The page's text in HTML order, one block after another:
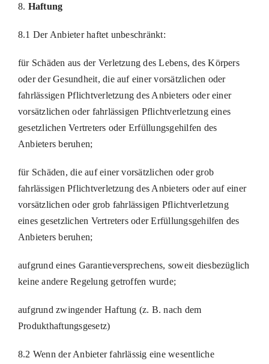
8. Haftung
8.1 Der Anbieter haftet unbeschränkt:
für Schäden aus der Verletzung des Lebens, des Körpers
oder der Gesundheit, die auf einer vorsätzlichen oder
fahrlässigen Pflichtverletzung des Anbieters oder einer
vorsätzlichen oder fahrlässigen Pflichtverletzung eines
gesetzlichen Vertreters oder Erfüllungsgehilfen des
Anbieters beruhen;
für Schäden, die auf einer vorsätzlichen oder grob
fahrlässigen Pflichtverletzung des Anbieters oder auf einer
vorsätzlichen oder grob fahrlässigen Pflichtverletzung
eines gesetzlichen Vertreters oder Erfüllungsgehilfen des
Anbieters beruhen;
aufgrund eines Garantieversprechens, soweit diesbezüglich
keine andere Regelung getroffen wurde;
aufgrund zwingender Haftung (z. B. nach dem
Produkthaftungsgesetz)
8.2 Wenn der Anbieter fahrlässig eine wesentliche